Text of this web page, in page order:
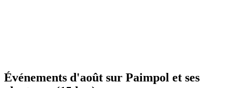
Événements d'août sur Paimpol et ses